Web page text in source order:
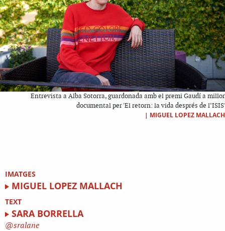
Entrevista a Alba Sotorra, guardonada amb el premi Gaudí a millor
documental per 'El retorn: la vida després de l’ISIS'
| MIGUEL LOPEZ MALLACH
IMATGES
MIGUEL LOPEZ MALLACH
TEXT
SARA BORRELLA
sralane